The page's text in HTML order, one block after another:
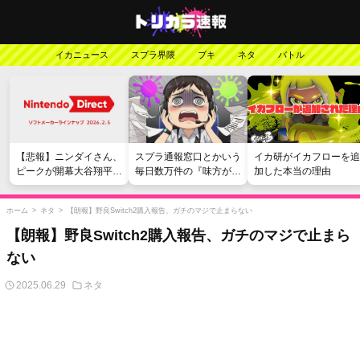
イカニュース スプラ界隈 ブキ ネタ バトル
【悲報】ニンダイさん、
ピークが開幕大谷翔平の
がっかりダイレクトだっ
たと言われてしまう
スプラ通報窓口とかいう
毎日数万件の『味方が弱
い』愚痴を読まされる苦
行
イカ研がイカフローを追
加した本当の理由
ホーム > ネタ > 【朗報】野良Switch2購入報告、ガチのマジで止まらない
【朗報】野良Switch2購入報告、ガチのマジで止まら
ない
2025.06.29 ネタ